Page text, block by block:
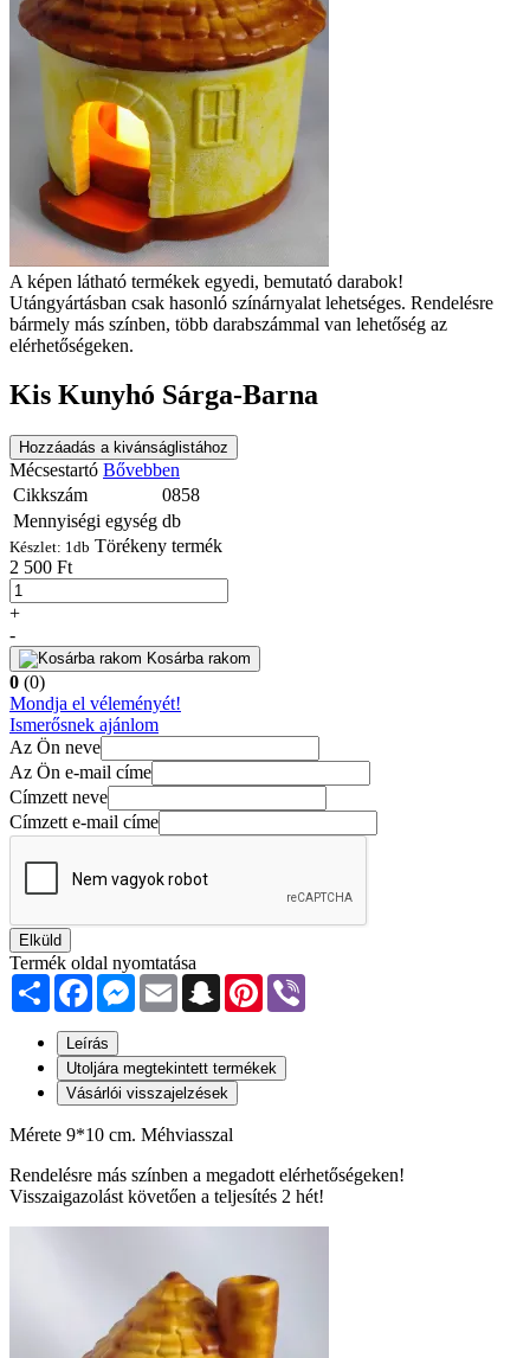
A képen látható termékek egyedi, bemutató darabok!
Utángyártásban csak hasonló színárnyalat lehetséges. Rendelésre
bármely más színben, több darabszámmal van lehetőség az
elérhetőségeken.
Kis Kunyhó Sárga-Barna
Hozzáadás a kivánságlistához
Mécsestartó Bővebben
Cikkszám
0858
Mennyiségi egység db
Készlet: 1db Törékeny termék
2 500 Ft
+
-
Kosárba rakom
0 (0)
Mondja el véleményét!
Ismerősnek ajánlom
Az Ön neve
Az Ön e-mail címe
Címzett neve
Címzett e-mail címe
Elküld
Termék oldal nyomtatása
Share FacebookMessenger
Email SnapchatPinterest
Leírás
Utoljára megtekintett termékek
Vásárlói visszajelzések
Mérete 9*10 cm. Méhviasszal
Rendelésre más színben a megadott elérhetőségeken!
Visszaigazolást követően a teljesítés 2 hét!